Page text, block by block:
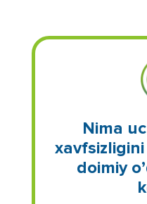
Nima
doimiy